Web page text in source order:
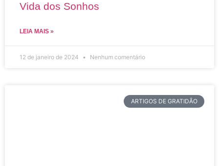
Vida dos Sonhos
LEIA MAIS »
12 de janeiro de 2024 Nenhum comentário
ARTIGOS DE GRATIDÃO